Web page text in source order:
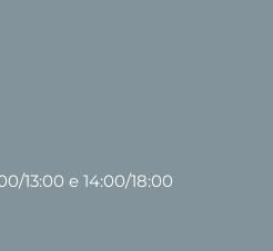
13:00 e 14:00/18:00